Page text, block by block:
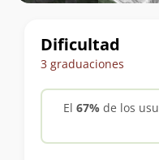
Datos
del
trekking
Dificultad
3 graduaciones
El 67% de los